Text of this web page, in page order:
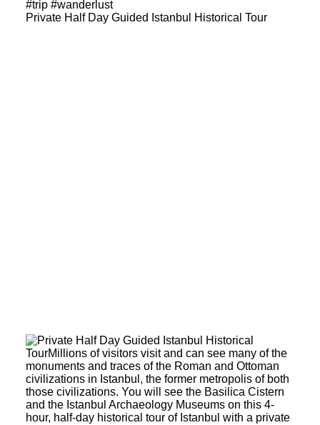
Private Half Day Guided Istanbul Historical Tour